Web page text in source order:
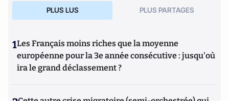
PLUS LUS PLUS PARTAGES
1Les Français moins riches que la moyenne
européenne pour la 3e année consécutive : jusqu'où
ira le grand déclassement ?